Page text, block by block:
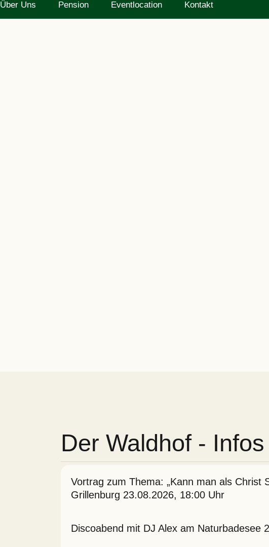
Über Uns Pension Eventlocation Kontakt
Der Waldhof -
Vortrag zum Thema: „Kann man als Christ
Grillenburg 23.08.2026, 18:00 Uhr
Discoabend mit DJ Alex am Naturbadesee